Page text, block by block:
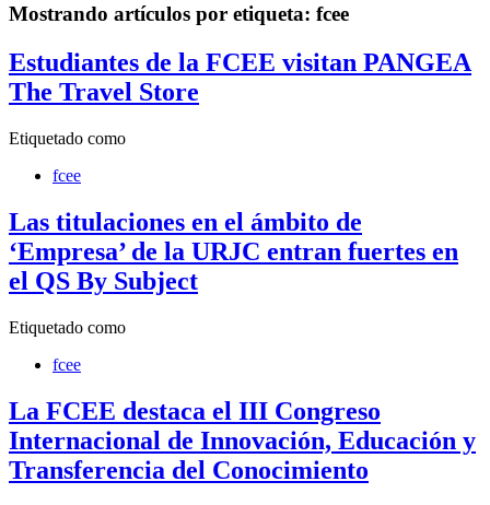
Mostrando artículos por etiqueta: fcee
Estudiantes de la FCEE visitan PANGEA
The Travel Store
Etiquetado como
fcee
Las titulaciones en el ámbito de
‘Empresa’ de la URJC entran fuertes en
el QS By Subject
Etiquetado como
fcee
La FCEE destaca el III Congreso
Internacional de Innovación, Educación y
Transferencia del Conocimiento